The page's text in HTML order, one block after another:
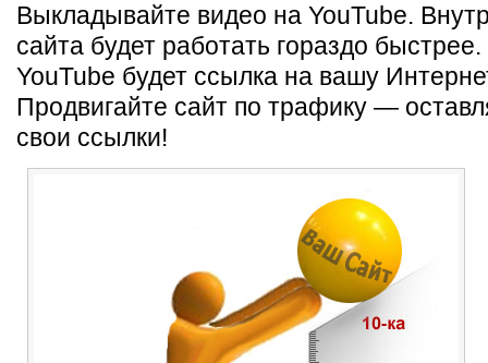
Выкладывайте видео на YouTube.
сайта будет работать гораздо
YouTube будет ссылка на вашу
Продвигайте сайт по трафику —
свои ссылки!